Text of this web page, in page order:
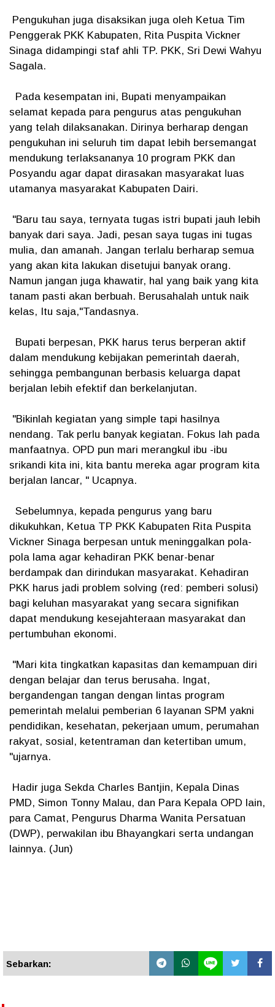
Pengukuhan juga disaksikan juga oleh Ketua Tim
Penggerak PKK Kabupaten, Rita Puspita Vickner
Sinaga didampingi staf ahli TP. PKK, Sri Dewi Wahyu
Sagala.
Pada kesempatan ini, Bupati menyampaikan
selamat kepada para pengurus atas pengukuhan
yang telah dilaksanakan. Dirinya berharap dengan
pengukuhan ini seluruh tim dapat lebih bersemangat
mendukung terlaksananya 10 program PKK dan
Posyandu agar dapat dirasakan masyarakat luas
utamanya masyarakat Kabupaten Dairi.
"Baru tau saya, ternyata tugas istri bupati jauh lebih
banyak dari saya. Jadi, pesan saya tugas ini tugas
mulia, dan amanah. Jangan terlalu berharap semua
yang akan kita lakukan disetujui banyak orang.
Namun jangan juga khawatir, hal yang baik yang kita
tanam pasti akan berbuah. Berusahalah untuk naik
kelas, Itu saja,"Tandasnya.
Bupati berpesan, PKK harus terus berperan aktif
dalam mendukung kebijakan pemerintah daerah,
sehingga pembangunan berbasis keluarga dapat
berjalan lebih efektif dan berkelanjutan.
"Bikinlah kegiatan yang simple tapi hasilnya
nendang. Tak perlu banyak kegiatan. Fokus lah pada
manfaatnya. OPD pun mari merangkul ibu -ibu
srikandi kita ini, kita bantu mereka agar program kita
berjalan lancar, " Ucapnya.
Sebelumnya, kepada pengurus yang baru
dikukuhkan, Ketua TP PKK Kabupaten Rita Puspita
Vickner Sinaga berpesan untuk meninggalkan pola-
pola lama agar kehadiran PKK benar-benar
berdampak dan dirindukan masyarakat. Kehadiran
PKK harus jadi problem solving (red: pemberi solusi)
bagi keluhan masyarakat yang secara signifikan
dapat mendukung kesejahteraan masyarakat dan
pertumbuhan ekonomi.
"Mari kita tingkatkan kapasitas dan kemampuan diri
dengan belajar dan terus berusaha. Ingat,
bergandengan tangan dengan lintas program
pemerintah melalui pemberian 6 layanan SPM yakni
pendidikan, kesehatan, pekerjaan umum, perumahan
rakyat, sosial, ketentraman dan ketertiban umum,
"ujarnya.
Hadir juga Sekda Charles Bantjin, Kepala Dinas
PMD, Simon Tonny Malau, dan Para Kepala OPD lain,
para Camat, Pengurus Dharma Wanita Persatuan
(DWP), perwakilan ibu Bhayangkari serta undangan
lainnya. (Jun)
Sebarkan: